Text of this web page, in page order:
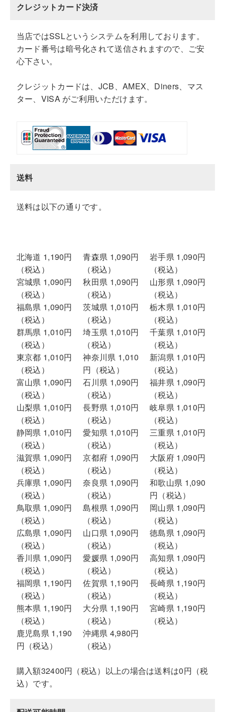
クレジットカード決済
当店ではSSLというシステムを利用しております。
カード番号は暗号化されて送信されますので、ご安
心下さい。
クレジットカードは、JCB、AMEX、Diners、マス
ター、VISA がご利用いただけます。
送料
送料は以下の通りです。
北海道 1,190円
（税込）
青森県 1,090円
（税込）
岩手県 1,090円
（税込）
宮城県 1,090円
（税込）
秋田県 1,090円
（税込）
山形県 1,090円
（税込）
福島県 1,090円
（税込）
茨城県 1,010円
（税込）
栃木県 1,010円
（税込）
群馬県 1,010円
（税込）
埼玉県 1,010円
（税込）
千葉県 1,010円
（税込）
東京都 1,010円
（税込）
神奈川県 1,010
円（税込）
新潟県 1,010円
（税込）
富山県 1,090円
（税込）
石川県 1,090円
（税込）
福井県 1,090円
（税込）
山梨県 1,010円
（税込）
長野県 1,010円
（税込）
岐阜県 1,010円
（税込）
静岡県 1,010円
（税込）
愛知県 1,010円
（税込）
三重県 1,010円
（税込）
滋賀県 1,090円
（税込）
京都府 1,090円
（税込）
大阪府 1,090円
（税込）
兵庫県 1,090円
（税込）
奈良県 1,090円
（税込）
和歌山県 1,090
円（税込）
鳥取県 1,090円
（税込）
島根県 1,090円
（税込）
岡山県 1,090円
（税込）
広島県 1,090円
（税込）
山口県 1,090円
（税込）
徳島県 1,090円
（税込）
香川県 1,090円
（税込）
愛媛県 1,090円
（税込）
高知県 1,090円
（税込）
福岡県 1,190円
（税込）
佐賀県 1,190円
（税込）
長崎県 1,190円
（税込）
熊本県 1,190円
（税込）
大分県 1,190円
（税込）
宮崎県 1,190円
（税込）
鹿児島県 1,190
円（税込）
沖縄県 4,980円
（税込）
購入額32400円（税込）以上の場合は送料は0円（税
込）です。